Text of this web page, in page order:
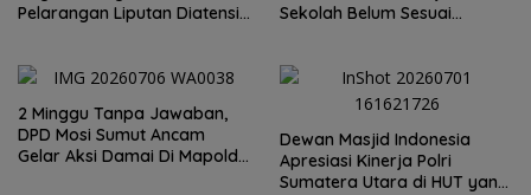
Pelarangan Liputan Diatensi
Sekolah Belum Sesuai
2 Minggu Tanpa Jawaban,
DPD Mosi Sumut Ancam
Gelar Aksi Damai Di Mapolda
Dewan Masjid Indonesia
Apresiasi Kinerja Polri
Sumatera Utara di HUT yang